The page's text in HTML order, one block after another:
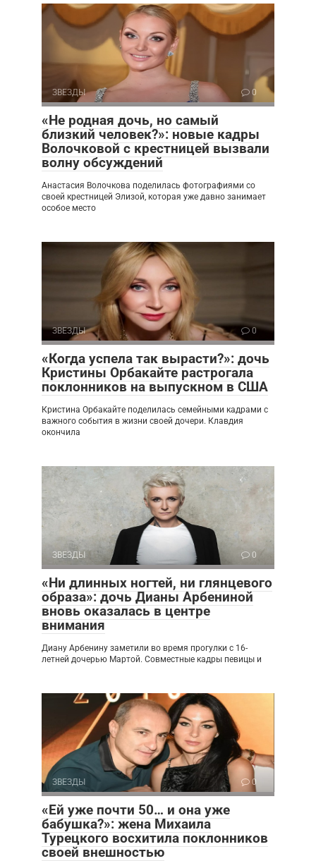
ЗВЕЗДЫ 0
«Не родная дочь, но самый
близкий человек?»: новые кадры
Волочковой с крестницей вызвали
волну обсуждений
Анастасия Волочкова поделилась фотографиями со
своей крестницей Элизой, которая уже давно занимает
особое место
ЗВЕЗДЫ 0
«Когда успела так вырасти?»: дочь
Кристины Орбакайте растрогала
поклонников на выпускном в США
Кристина Орбакайте поделилась семейными кадрами с
важного события в жизни своей дочери. Клавдия
окончила
ЗВЕЗДЫ 0
«Ни длинных ногтей, ни глянцевого
образа»: дочь Дианы Арбениной
вновь оказалась в центре
внимания
Диану Арбенину заметили во время прогулки с 16-
летней дочерью Мартой. Совместные кадры певицы и
ЗВЕЗДЫ 0
«Ей уже почти 50… и она уже
бабушка?»: жена Михаила
Турецкого восхитила поклонников
своей внешностью